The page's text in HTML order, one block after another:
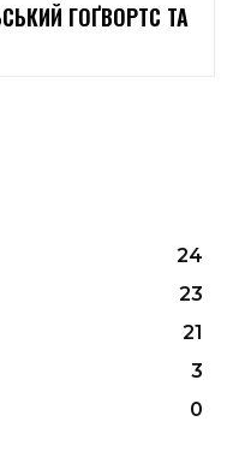
ГОҐВОРТС ТА
24
23
21
3
0